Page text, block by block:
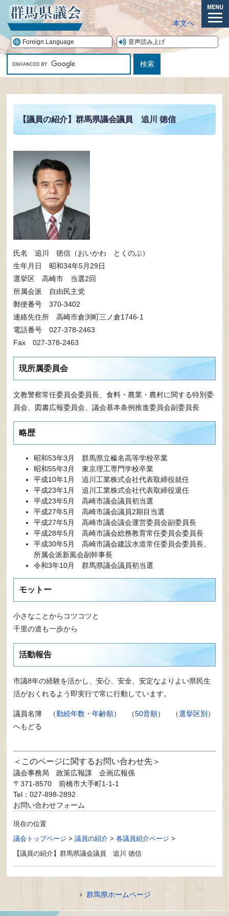
の
先
頭
メ
ニ
本文へ
Foreign Language 音声読み上げ
ス
【議員の紹介】群馬県議会議員 追川 徳信
氏名 追川 徳信（おいかわ とくのぶ）
生年月日 昭和34年5月29日
選挙区 高崎市 当選2回
所属会派 自由民主党
郵便番号 370-3402
連絡先住所 高崎市倉渕町三ノ倉1746-1
電話番号 027-378-2463
Fax 027-378-2463
現所属委員会
文教警察常任委員会委員長、食料・農業・農村に関する特別委
員会、図書広報委員会、議会基本条例推進委員会副委員長
略歴
昭和53年3月 群馬県立榛名高等学校卒業
昭和55年3月 東京理工専門学校卒業
平成10年1月 追川工業株式会社代表取締役就任
平成23年1月 追川工業株式会社代表取締役退任
平成23年5月 高崎市議会議員初当選
平成27年5月 高崎市議会議員2期目当選
平成27年5月 高崎市議会議会運営委員会副委員長
平成28年5月 高崎市議会総務教育常任委員会委員長
平成30年5月 高崎市議会建設水道常任委員会委員長、
所属会派新風会副幹事長
令和3年10月 群馬県議会議員初当選
モットー
小さなことからコツコツと
千里の道も一歩から
活動報告
市議8年の経験を活かし、安心、安全、安定なよりよい県民生
活がおくれるよう即実行で常に行動しています。
議員名簿 （勤続年数・年齢順） （50音順） （選挙区別 ）
へもどる
このページに関するお問い合わせ先
議会事務局
政策広報課 企画広報係
〒371-8570
前橋市大手町1-1-1
Tel：027-898-2892
お問い合わせフォーム
現在の位置
議会トップページ >議員の紹介 >各議員紹介ページ >
【議員の紹介】群馬県議会議員 追川 徳信
群馬県ホームページ